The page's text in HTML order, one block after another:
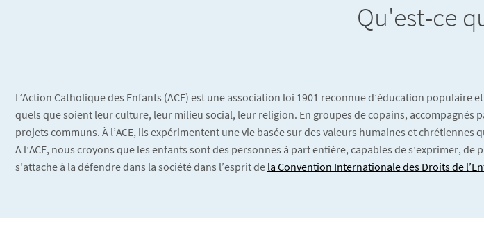
Qu'est-ce
L’Action Catholique des Enfants (ACE) est une association loi 1901 reconnue d’éducation populaire
quels que soient leur culture, leur milieu social, leur religion. En groupes de copains, accompagnés
projets communs. À l’ACE, ils expérimentent une vie basée sur des valeurs humaines et
A l’ACE, nous croyons que les enfants sont des personnes à part entière, capables de s’exprimer,
s’attache à la défendre dans la société dans l’esprit de la Convention Internationale des Droits de